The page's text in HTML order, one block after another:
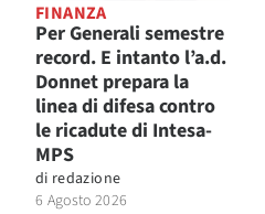
FINANZA
Per Generali semestre
record. E intanto l’a.d.
Donnet prepara la
linea di difesa contro
le ricadute di Intesa-
MPS
di redazione
6 Agosto 2026